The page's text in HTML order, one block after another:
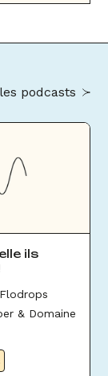
podcasts
ils
& Domaine